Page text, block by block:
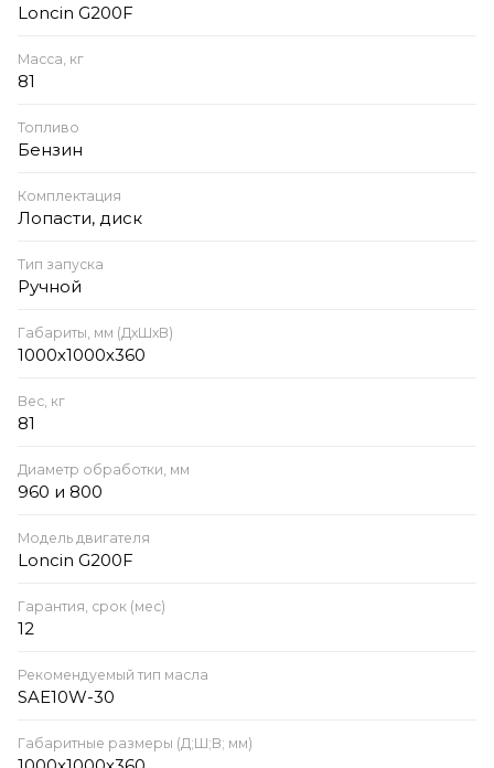
Loncin G200F
Масса, кг
81
Топливо
Бензин
Комплектация
Лопасти, диск
Тип запуска
Ручной
Габариты, мм (ДхШхВ)
1000х1000х360
Вес, кг
81
Диаметр обработки, мм
960 и 800
Модель двигателя
Loncin G200F
Гарантия, срок (мес)
12
Рекомендуемый тип масла
SAE10W-30
Габаритные размеры (Д;Ш;В; мм)